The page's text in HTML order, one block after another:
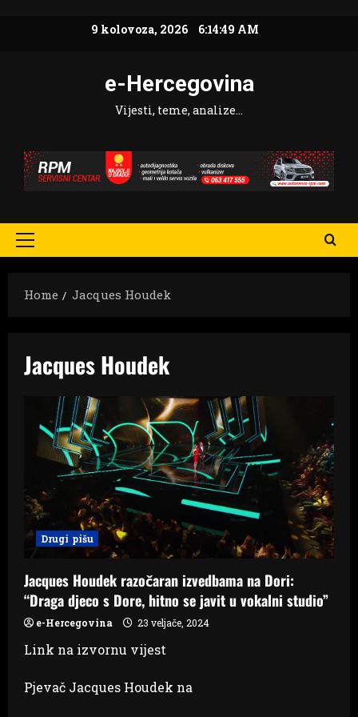
9 kolovoza, 2026 6:14:50 AM
e-Hercegovina
Vijesti, teme, analize…
Primary
Home
Jacques Houdek
Jacques Houdek
Drugi pišu
Jacques Houdek razočaran izvedbama na Dori:
“Draga djeco s Dore, hitno se javit u vokalni studio”
e-Hercegovina 23 veljače, 2024
Link na izvornu vijest
Pjevač Jacques Houdek na